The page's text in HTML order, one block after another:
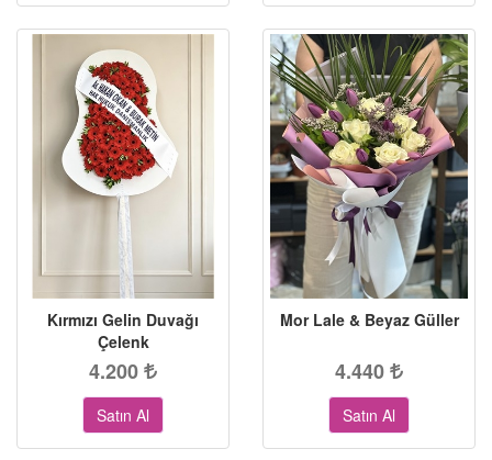
Kırmızı Gelin Duvağı
Çelenk
4.200
Satın Al
Mor Lale & Beyaz Güller
4.440
Satın Al